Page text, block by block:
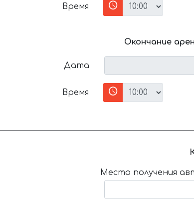
Время
Окончание
Дата
Время
Место получения